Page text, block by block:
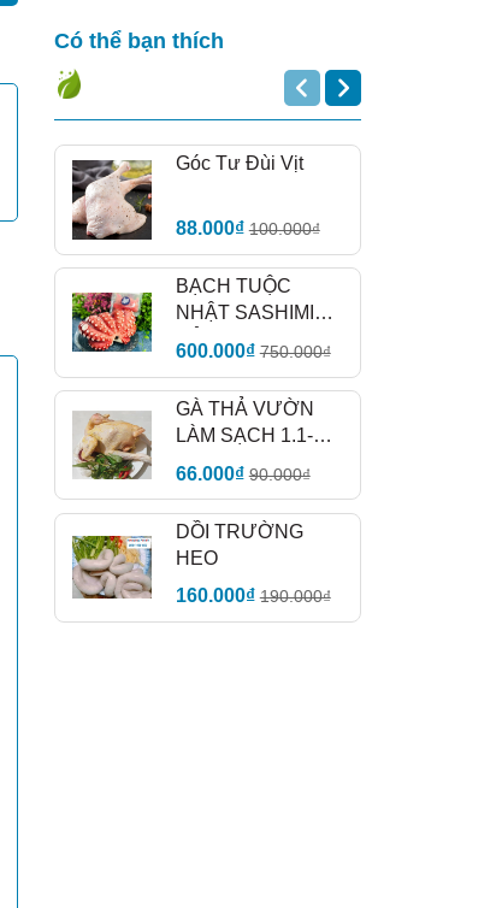
Có thể bạn thích
Góc Tư Đùi Vịt
88.000₫ 100.000₫
BẠCH TUỘC
NHẬT SASHIMI
HẢO HẠNG
600.000₫ 750.000₫
GÀ THẢ VƯỜN
LÀM SẠCH 1.1-
1.3Kg
66.000₫ 90.000₫
DỒI TRƯỜNG
HEO
160.000₫ 190.000₫